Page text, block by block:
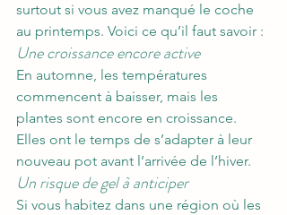
surtout si vous avez manqué le coche
au printemps. Voici ce qu’il faut savoir :
Une croissance encore active
En automne, les températures
commencent à baisser, mais les
plantes sont encore en croissance.
Elles ont le temps de s’adapter à leur
nouveau pot avant l’arrivée de l’hiver.
Un risque de gel à anticiper
Si vous habitez dans une région où les